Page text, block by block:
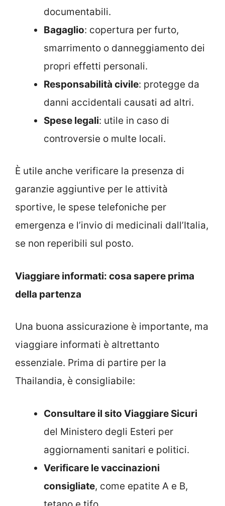
documentabili.
Bagaglio: copertura per furto,
smarrimento o danneggiamento dei
propri effetti personali.
Responsabilità civile: protegge da
danni accidentali causati ad altri.
Spese legali: utile in caso di
controversie o multe locali.
È utile anche verificare la presenza di
garanzie aggiuntive per le attività
sportive, le spese telefoniche per
emergenza e l’invio di medicinali dall’Italia,
se non reperibili sul posto.
Viaggiare informati: cosa sapere prima
della partenza
Una buona assicurazione è importante, ma
viaggiare informati è altrettanto
essenziale. Prima di partire per la
Thailandia, è consigliabile:
Consultare il sito Viaggiare Sicuri
del Ministero degli Esteri per
aggiornamenti sanitari e politici.
Verificare le vaccinazioni
consigliate, come epatite A e B,